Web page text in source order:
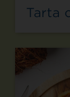
Tarta